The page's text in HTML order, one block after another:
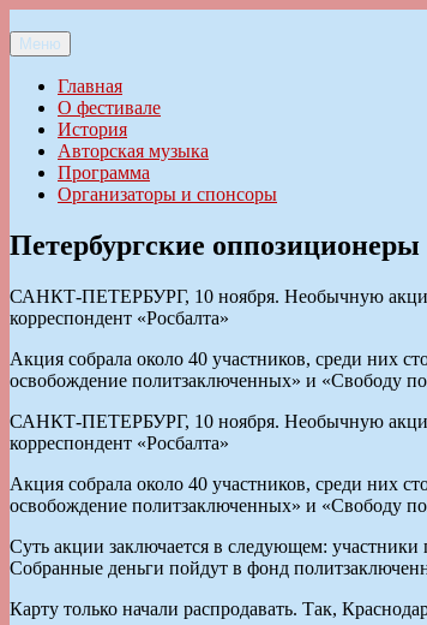
к
содержимому
Ильменский фестиваль авторской песни
Меню
Главная
О фестивале
История
Авторская музыка
Программа
Организаторы и спонсоры
Петербургские
САНКТ-ПЕТЕРБУРГ, 10 ноября. Необычную акцию
корреспондент «Росбалта»
Акция собрала около 40 участников, среди них
освобождение политзаключенных» и «Свободу
САНКТ-ПЕТЕРБУРГ, 10 ноября. Необычную акцию
корреспондент «Росбалта»
Акция собрала около 40 участников, среди них
освобождение политзаключенных» и «Свободу
Суть акции заключается в следующем: участники
Собранные деньги пойдут в фонд
Карту только начали распродавать. Так,